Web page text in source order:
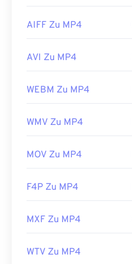
AIFF Zu MP4
AVI Zu MP4
WEBM Zu MP4
WMV Zu MP4
MOV Zu MP4
F4P Zu MP4
MXF Zu MP4
WTV Zu MP4